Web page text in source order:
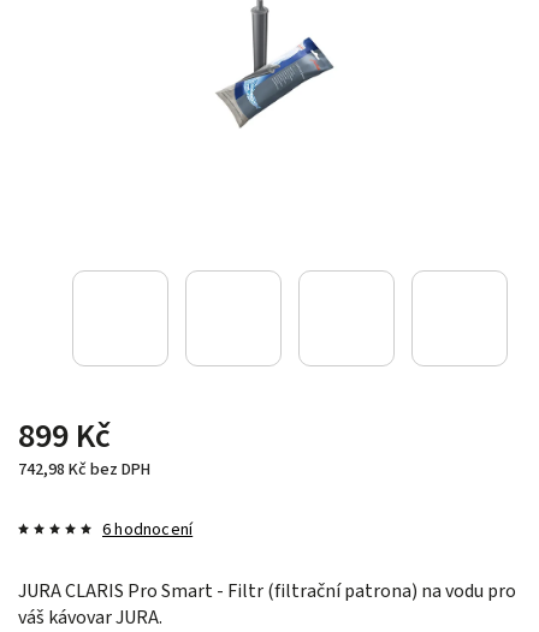
899 Kč
742,98 Kč bez DPH
6 hodnocení
JURA CLARIS Pro Smart - Filtr (filtrační patrona) na vodu pro
váš kávovar JURA.